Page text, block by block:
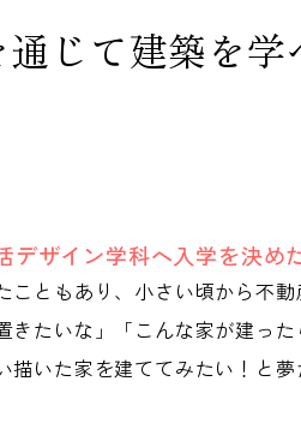
通じて建築を
デザイン学科へ入学を決め
こともあり、小さい頃から不
きたいな」「こんな家が建っ
描いた家を建ててみたい！と